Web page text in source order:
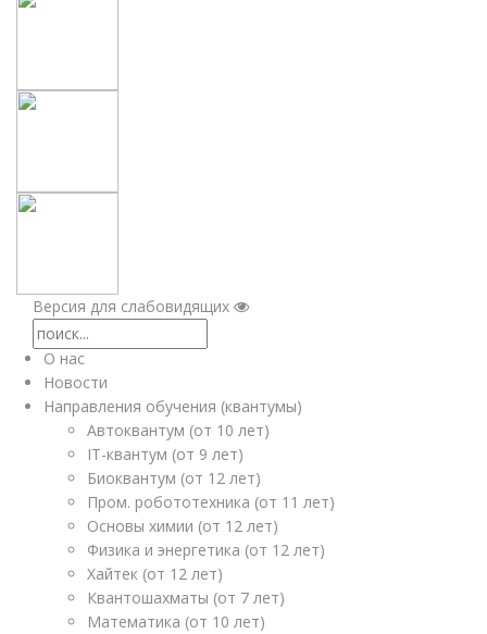
Версия для слабовидящих
О нас
Новости
Направления обучения (квантумы)
Автоквантум (от 10 лет)
IT-квантум (от 9 лет)
Биоквантум (от 12 лет)
Пром. робототехника (от 11 лет)
Основы химии (от 12 лет)
Физика и энергетика (от 12 лет)
Хайтек (от 12 лет)
Квантошахматы (от 7 лет)
Математика (от 10 лет)